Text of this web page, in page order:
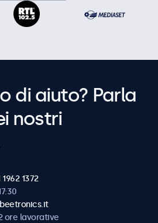
di aiuto? Parla
nostri
1372
ore lavorative